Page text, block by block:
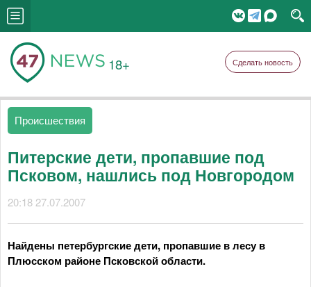
18+ Сделать новость
Происшествия
Питерские дети, пропавшие под
Псковом, нашлись под Новгородом
20:18 27.07.2007
Найдены петербургские дети, пропавшие в лесу в
Плюсском районе Псковской области.